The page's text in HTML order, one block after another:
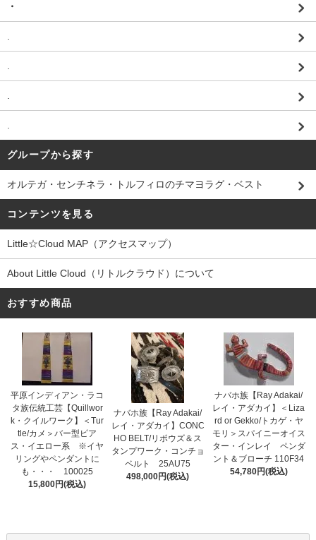
・
.
.
.
.
グループから探す
オルテガ・センチネラ・トルフィロのチマヨラグ・ベスト
コンテンツを見る
Little☆Cloud MAP（アクセスマップ）
About Little Cloud（リトルクラウド）について
おすすめ商品
平原インディアン・ラコ
タ族伝統工芸【Quillwor
k・クイルワーク】＜Tur
tle/カメ＞バー型ピア
ス・イエロー系 ※イヤ
リングやペンダントに
も・・・ 100025
15,800円(税込)
ナバホ族【Ray Adakai/
レイ・アダカイ】CONC
HO BELT/リポウズ＆ス
タンプワーク・コンチョ
ベルト 25AU75
498,000円(税込)
ナバホ族【Ray Adakai/
レイ・アダカイ】＜Liza
rd or Gekko/トカゲ・ヤ
モリ＞スパイニーオイス
ター・インレイ ペンダ
ント＆ブローチ 110F34
54,780円(税込)